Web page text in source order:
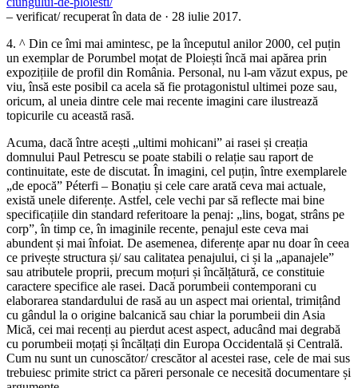
– verificat/ recuperat în data de · 28 iulie 2017.
4. ^ Din ce îmi mai amintesc, pe la începutul anilor 2000, cel puțin
un exemplar de Porumbel moțat de Ploiești încă mai apărea prin
expozițiile de profil din România. Personal, nu l-am văzut expus, pe
viu, însă este posibil ca acela să fie protagonistul ultimei poze sau,
oricum, al uneia dintre cele mai recente imagini care ilustrează
topicurile cu această rasă.
Acuma, dacă între acești „ultimi mohicani” ai rasei și creația
domnului Paul Petrescu se poate stabili o relație sau raport de
continuitate, este de discutat. În imagini, cel puțin, între exemplarele
„de epocă” Péterfi – Bonațiu și cele care arată ceva mai actuale,
există unele diferențe. Astfel, cele vechi par să reflecte mai bine
specificațiile din standard referitoare la penaj: „lins, bogat, strâns pe
corp”, în timp ce, în imaginile recente, penajul este ceva mai
abundent și mai înfoiat. De asemenea, diferențe apar nu doar în ceea
ce privește structura și/ sau calitatea penajului, ci și la „apanajele”
sau atributele proprii, precum moțuri și încălțătură, ce constituie
caractere specifice ale rasei. Dacă porumbeii contemporani cu
elaborarea standardului de rasă au un aspect mai oriental, trimițând
cu gândul la o origine balcanică sau chiar la porumbeii din Asia
Mică, cei mai recenți au pierdut acest aspect, aducând mai degrabă
cu porumbeii moțați și încălțați din Europa Occidentală și Centrală.
Cum nu sunt un cunoscător/ crescător al acestei rase, cele de mai sus
trebuiesc primite strict ca păreri personale ce necesită documentare și